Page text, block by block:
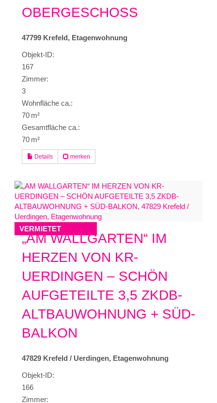
OBERGESCHOSS
47799 Krefeld, Etagenwohnung
Objekt-ID:
167
Zimmer:
3
Wohnfläche ca.:
70 m²
Gesamtfläche ca.:
70 m²
Details merken
VERMIETET
„AM WALLGARTEN“ IM
HERZEN VON KR-
UERDINGEN – SCHÖN
AUFGETEILTE 3,5 ZKDB-
ALTBAUWOHNUNG + SÜD-
BALKON
47829 Krefeld / Uerdingen, Etagenwohnung
Objekt-ID:
166
Zimmer: